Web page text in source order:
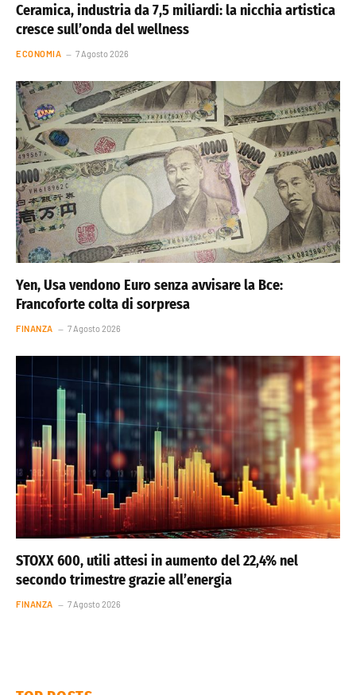
Ceramica, industria da 7,5 miliardi: la nicchia artistica
cresce sull’onda del wellness
ECONOMIA 7 Agosto 2026
Yen, Usa vendono Euro senza avvisare la Bce:
Francoforte colta di sorpresa
FINANZA 7 Agosto 2026
STOXX 600, utili attesi in aumento del 22,4% nel
secondo trimestre grazie all’energia
FINANZA 7 Agosto 2026